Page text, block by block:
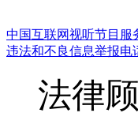
中国互联网视听节目服
违法和不良信息举报电
法律